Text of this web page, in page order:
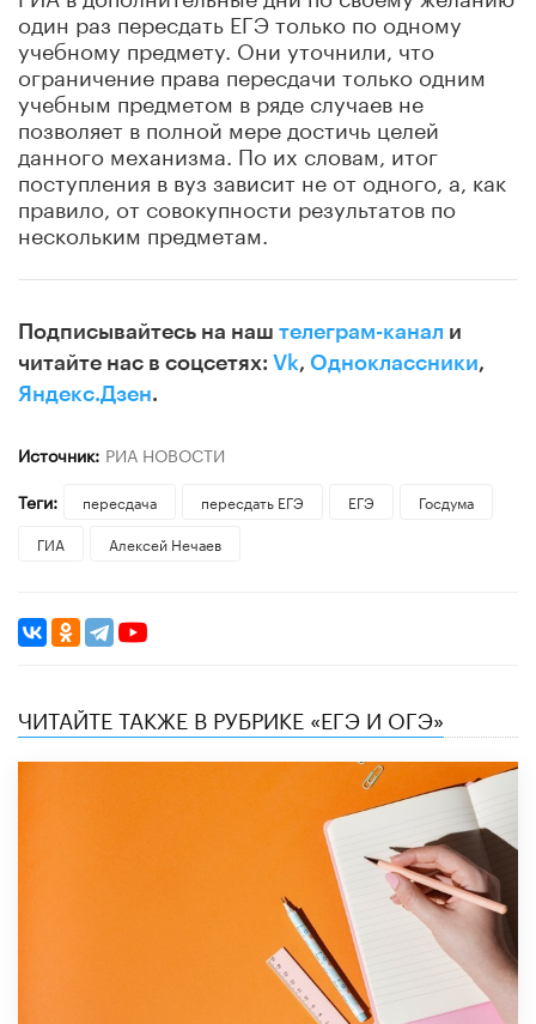
один раз пересдать ЕГЭ только по одному
учебному предмету. Они уточнили, что
ограничение права пересдачи только одним
учебным предметом в ряде случаев не
позволяет в полной мере достичь целей
данного механизма. По их словам, итог
поступления в вуз зависит не от одного, а, как
правило, от совокупности результатов по
нескольким предметам.
Подписывайтесь на наш телеграм-канал и
читайте нас в соцсетях: Vk, Одноклассники,
Яндекс.Дзен.
Источник: РИА НОВОСТИ
Теги:
пересдача пересдать ЕГЭ ЕГЭ
Госдума
ГИА
Алексей Нечаев
ЧИТАЙТЕ ТАКЖЕ В РУБРИКЕ «ЕГЭ И ОГЭ»